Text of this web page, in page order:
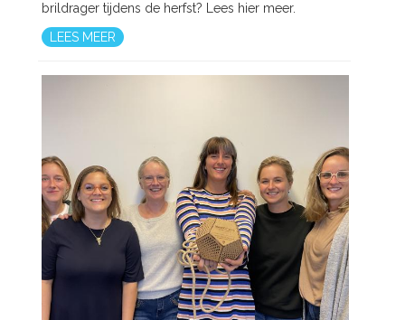
brildrager tijdens de herfst? Lees hier meer.
LEES MEER